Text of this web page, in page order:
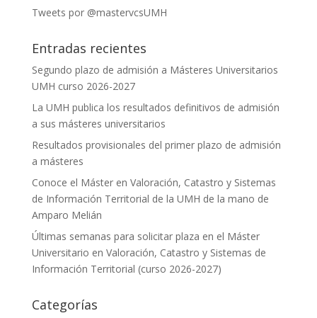
Tweets por @mastervcsUMH
Entradas recientes
Segundo plazo de admisión a Másteres Universitarios
UMH curso 2026-2027
La UMH publica los resultados definitivos de admisión
a sus másteres universitarios
Resultados provisionales del primer plazo de admisión
a másteres
Conoce el Máster en Valoración, Catastro y Sistemas
de Información Territorial de la UMH de la mano de
Amparo Melián
Últimas semanas para solicitar plaza en el Máster
Universitario en Valoración, Catastro y Sistemas de
Información Territorial (curso 2026-2027)
Categorías